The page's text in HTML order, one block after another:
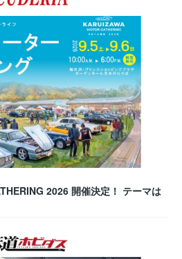
2026 開催決定！ テーマは